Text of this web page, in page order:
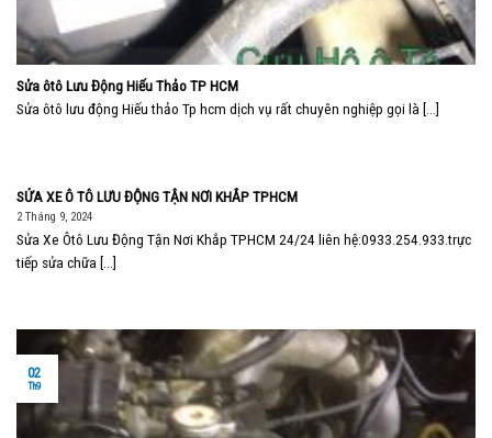
Sửa ôtô Lưu Động Hiếu Thảo TP HCM
Sửa ôtô lưu động Hiếu thảo Tp hcm dịch vụ rất chuyên nghiệp gọi là [...]
SỬA XE Ô TÔ LƯU ĐỘNG TẬN NƠI KHẮP TPHCM
2 Tháng 9, 2024
Sửa Xe Ôtô Lưu Động Tận Nơi Khắp TPHCM 24/24 liên hệ:0933.254.933.trực
tiếp sửa chữa [...]
02
Th9